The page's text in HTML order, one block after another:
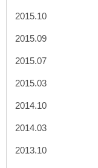
2015.10
2015.09
2015.07
2015.03
2014.10
2014.03
2013.10